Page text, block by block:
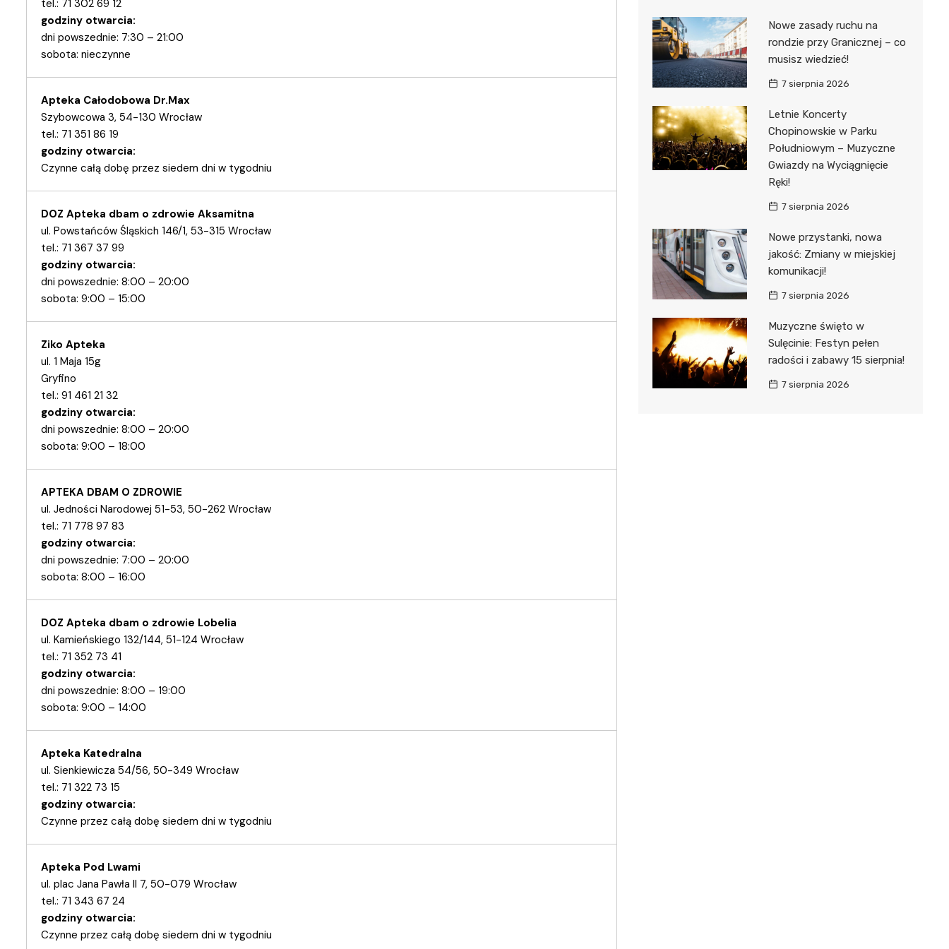
tel.: 71 302 69 12
godziny otwarcia:
dni powszednie: 7:30 – 21:00
sobota: nieczynne
Apteka Całodobowa Dr.Max
Szybowcowa 3, 54-130 Wrocław
tel.: 71 351 86 19
godziny otwarcia:
Czynne całą dobę przez siedem dni w tygodniu
DOZ Apteka dbam o zdrowie Aksamitna
ul. Powstańców Śląskich 146/1, 53-315 Wrocław
tel.: 71 367 37 99
godziny otwarcia:
dni powszednie: 8:00 – 20:00
sobota: 9:00 – 15:00
Ziko Apteka
ul. 1 Maja 15g
Gryfino
tel.: 91 461 21 32
godziny otwarcia:
dni powszednie: 8:00 – 20:00
sobota: 9:00 – 18:00
APTEKA DBAM O ZDROWIE
ul. Jedności Narodowej 51-53, 50-262 Wrocław
tel.: 71 778 97 83
godziny otwarcia:
dni powszednie: 7:00 – 20:00
sobota: 8:00 – 16:00
DOZ Apteka dbam o zdrowie Lobelia
ul. Kamieńskiego 132/144, 51-124 Wrocław
tel.: 71 352 73 41
godziny otwarcia:
dni powszednie: 8:00 – 19:00
sobota: 9:00 – 14:00
Apteka Katedralna
ul. Sienkiewicza 54/56, 50-349 Wrocław
tel.: 71 322 73 15
godziny otwarcia:
Czynne przez całą dobę siedem dni w tygodniu
Apteka Pod Lwami
ul. plac Jana Pawła II 7, 50-079 Wrocław
tel.: 71 343 67 24
godziny otwarcia:
Czynne przez całą dobę siedem dni w tygodniu
Nowe zasady ruchu na
rondzie przy Granicznej – co
musisz wiedzieć!
7 sierpnia 2026
Letnie Koncerty
Chopinowskie w Parku
Południowym – Muzyczne
Gwiazdy na Wyciągnięcie
Ręki!
7 sierpnia 2026
Nowe przystanki, nowa
jakość: Zmiany w miejskiej
komunikacji!
7 sierpnia 2026
Muzyczne święto w
Sulęcinie: Festyn pełen
radości i zabawy 15 sierpnia!
7 sierpnia 2026